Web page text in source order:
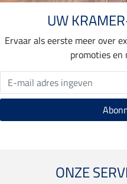
UW
Ervaar als eerste meer over
promoties en
ONZE